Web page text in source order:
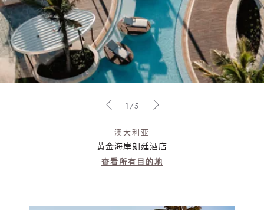
澳大利亚
黄金海岸朗廷酒店
查看所有目的地
1/5